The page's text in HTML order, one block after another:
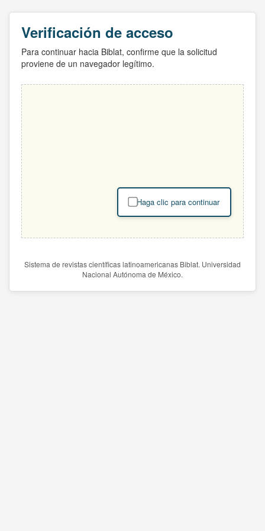
Verificación de acceso
Para continuar hacia Biblat, confirme que la solicitud
proviene de un navegador legítimo.
Haga clic para continuar
Sistema de revistas científicas latinoamericanas Biblat. Universidad
Nacional Autónoma de México.